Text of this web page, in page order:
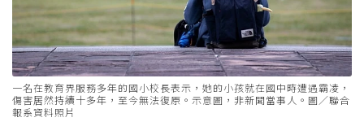
一名在教育界服務多年的國小校長表示，她的小孩就在國中時遭遇霸凌，
傷害居然持續十多年，至今無法復原。示意圖，非新聞當事人。圖／聯合
報系資料照片